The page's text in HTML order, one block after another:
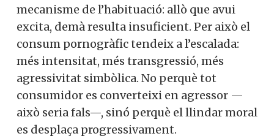
mecanisme de l’habituació: allò que avui
excita, demà resulta insuficient. Per això el
consum pornogràfic tendeix a l’escalada:
més intensitat, més transgressió, més
agressivitat simbòlica. No perquè tot
consumidor es converteixi en agressor —
això seria fals—, sinó perquè el llindar moral
es desplaça progressivament.